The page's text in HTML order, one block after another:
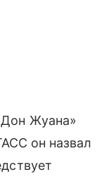
Жуана»
он назвал